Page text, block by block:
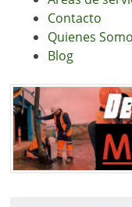
contenido.Contacto
Quienes
Blog